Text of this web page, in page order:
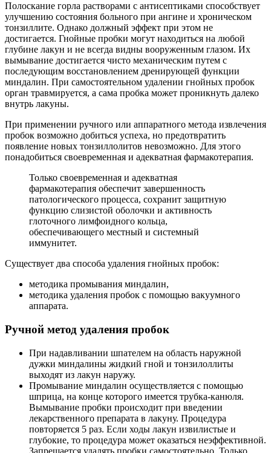
Полоскание горла растворами с антисептиками способствует
улучшению состояния больного при ангине и хроническом
тонзиллите. Однако должный эффект при этом не
достигается. Гнойные пробки могут находиться на любой
глубине лакун и не всегда видны вооруженным глазом. Их
вымывание достигается чисто механическим путем с
последующим восстановлением дренирующей функции
миндалин. При самостоятельном удалении гнойных пробок
орган травмируется, а сама пробка может проникнуть далеко
внутрь лакуны.
При применении ручного или аппаратного метода извлечения
пробок возможно добиться успеха, но предотвратить
появление новых тонзиллолитов невозможно. Для этого
понадобиться своевременная и адекватная фармакотерапия.
Только своевременная и адекватная
фармакотерапия обеспечит завершенность
патологического процесса, сохранит защитную
функцию слизистой оболочки и активность
глоточного лимфоидного кольца,
обеспечивающего местный и системный
иммунитет.
Существует два способа удаления гнойных пробок:
методика промывания миндалин,
методика удаления пробок с помощью вакуумного
аппарата.
Ручной метод удаления пробок
При надавливании шпателем на область наружной
дужки миндалины жидкий гной и тонзилоллиты
выходят из лакун наружу.
Промывание миндалин осуществляется с помощью
шприца, на конце которого имеется трубка-канюля.
Вымывание пробки происходит при введении
лекарственного препарата в лакуну. Процедура
повторяется 5 раз. Если ходы лакун извилистые и
глубокие, то процедура может оказаться неэффективной.
Запрещается удалять пробки самостоятельно. Только